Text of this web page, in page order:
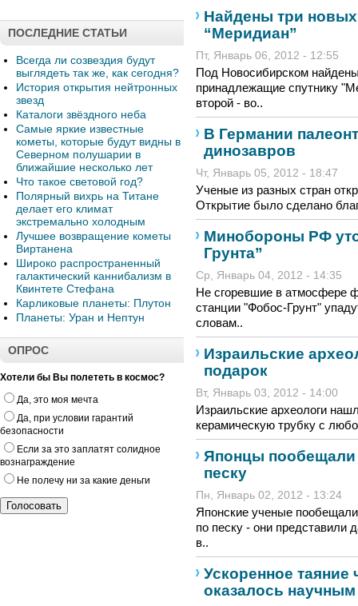
ПОСЛЕДНИЕ СТАТЬИ
Всегда ли созвездия будут
выглядеть так же, как сегодня?
История открытия нейтронных
звезд
Каталоги звёздного неба
Самые яркие известные
кометы, которые будут видны в
Северном полушарии в
ближайшие несколько лет
Что такое световой год?
Полярный вихрь на Титане
делает его климат
экстремально холодным
Лучшее возвращение кометы
Виртанена
Широко распространенный
галактический каннибализм в
Квинтете Стефана
Карликовые планеты: Плутон
Планеты: Уран и Нептун
ОПРОС
Хотели бы Вы полететь в космос?
Да, это моя мечта
Да, при условии гарантий
безопасности
Если за это заплатят солидное
вознаграждение
Не полечу ни за какие деньги
Найдены три новых
“Меридиан”
Пт, Январь 06, 2012 - 12:55
Под Новосибирском
принадлежащие спутнику
второй - во..
В Германии
динозавров
Чт, Январь 05, 2012 - 18:47
Ученые из разных стран
Открытие было сделано
Минобороны РФ
Грунта”
Ср, Январь 04, 2012 - 14:35
Не сгоревшие в атмосфере
станции "Фобос-Грунт"
словам..
Израильские
подарок
Вт, Январь 03, 2012 - 14:00
Израильские археологи
керамическую трубку с
Японцы пообещали
песку
Пн, Январь 02, 2012 - 13:24
Японские ученые
по песку - они представили
в..
Ускоренное
оказалось